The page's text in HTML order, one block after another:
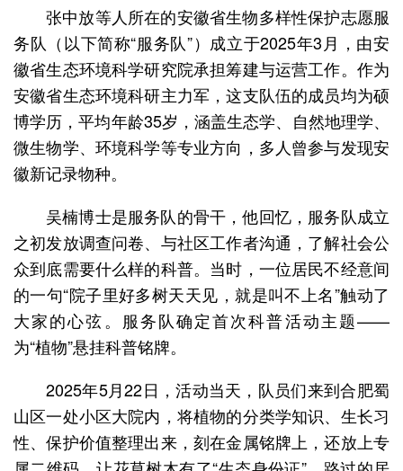
张中放等人所在的安徽省生物多样性保护志愿服
务队（以下简称“服务队”）成立于2025年3月，由安
徽省生态环境科学研究院承担筹建与运营工作。作为
安徽省生态环境科研主力军，这支队伍的成员均为硕
博学历，平均年龄35岁，涵盖生态学、自然地理学、
微生物学、环境科学等专业方向，多人曾参与发现安
徽新记录物种。
吴楠博士是服务队的骨干，他回忆，服务队成立
之初发放调查问卷、与社区工作者沟通，了解社会公
众到底需要什么样的科普。当时，一位居民不经意间
的一句“院子里好多树天天见，就是叫不上名”触动了
大家的心弦。服务队确定首次科普活动主题——
为“植物”悬挂科普铭牌。
2025年5月22日，活动当天，队员们来到合肥蜀
山区一处小区大院内，将植物的分类学知识、生长习
性、保护价值整理出来，刻在金属铭牌上，还放上专